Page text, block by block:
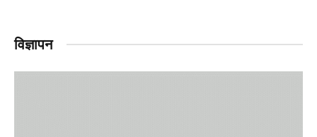
विज्ञापन